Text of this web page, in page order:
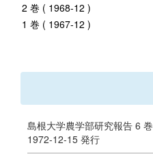
2 巻 ( 1968-12 )
1 巻 ( 1967-12 )
島根大学農学部研究報告 6 巻
1972-12-15 発行